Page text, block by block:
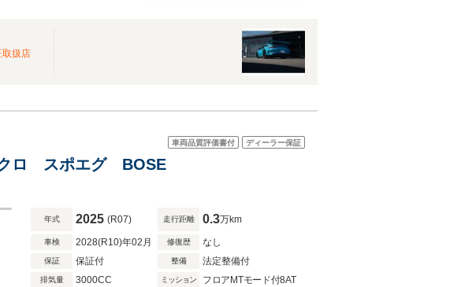
取扱店
車両品質評価書付 ディーラー保証
クロ スポエグ BOSE
年式 2025 (R07) 走行距離 0.3万km
車検 2028(R10)年02月 修復歴 なし
保証 保証付 整備 法定整備付
排気量 3000CC ミッション フロアMTモード付8AT